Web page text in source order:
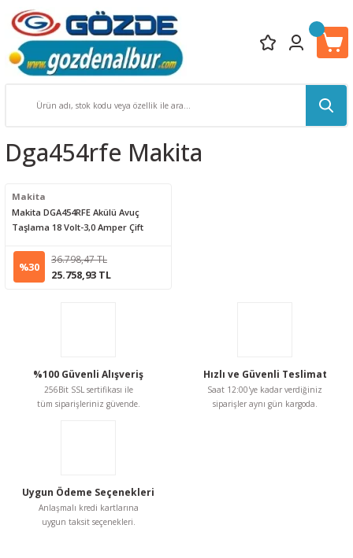
Dga454rfe Makita
Makita
Makita DGA454RFE Akülü Avuç
Taşlama 18 Volt-3,0 Amper Çift
%30
36.798,47 TL
25.758,93 TL
%100 Güvenli Alışveriş
256Bit SSL sertifikası ile
tüm siparişleriniz güvende.
Hızlı ve Güvenli Teslimat
Saat 12:00'ye kadar verdiğiniz
siparişler aynı gün kargoda.
Uygun Ödeme Seçenekleri
Anlaşmalı kredi kartlarına
uygun taksit seçenekleri.